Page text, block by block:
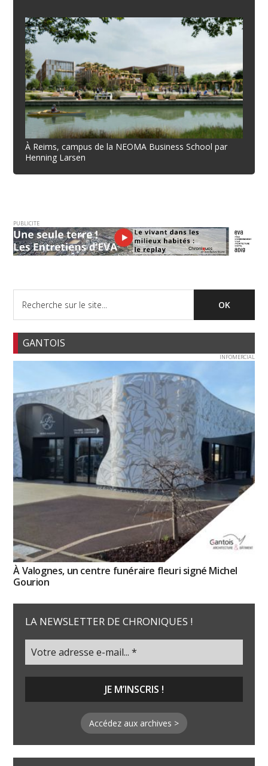
À Reims, campus de la NEOMA Business School par
Henning Larsen
PUBLICITE
GANTOIS
INFOMERCIAL
À Valognes, un centre funéraire fleuri signé Michel
Gourion
LA NEWSLETTER DE CHRONIQUES !
Accédez aux archives >